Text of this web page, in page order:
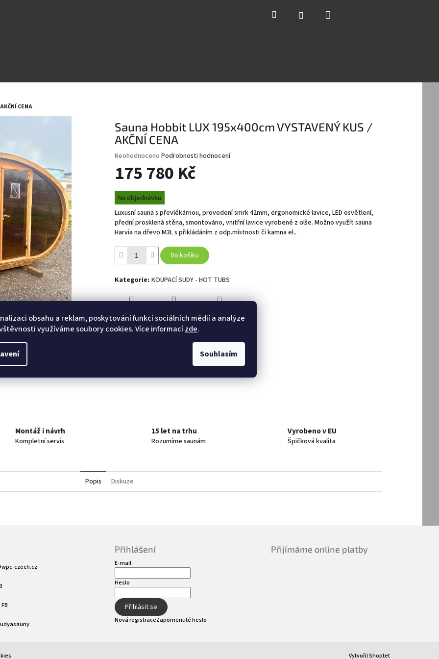
obsahu a reklam, poskytování funkcí sociálních médií a analýze
využíváme soubory cookies. Více informacízde.
Souhlasím
Hledat Přihlášení
CENA
Sauna Hobbit LUX 195x400cm VYSTAVENÝ KUS /
AKČNÍ CENA
Průměrné
produktu
0,0
z
5
hvězdiček.
Neohodnoceno Podrobnosti hodnocení
175 780 Kč
Měrná
cena:
Na objednávku
Luxusní sauna s převlékárnou, provedení smrk 42mm, ergonomické lavice, LED osvětlení,
přední prosklená stěna, smontováno, vnitřní lavice vyrobené z olše. Možno využít sauna
Harvia na dřevo M3L s přikládáním z odp.místnosti či kamna el..
Do košíku
Kategorie: KOUPACÍ SUDY - HOT TUBS
TISK ZEPTAT SE HLÍDAT
Montáž i návrh
Kompletní servis
15 let na trhu
Rozumíme saunám
Vyrobeno v EU
Špičková kvalita
Popis Diskuze
wpc-czech.cz
Přihlášení
E-mail
Heslo
Přihlásit se
Nová registraceZapomenuté heslo
Přijímáme online platby
Vytvořil Shoptet